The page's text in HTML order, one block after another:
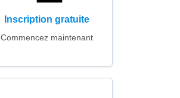
Inscription gratuite
Commencez maintenant